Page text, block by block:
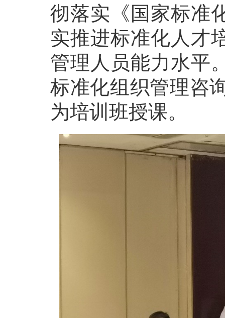
彻落实《国家标准
实推进标准化人才
管理人员能力水平
标准化组织管理咨
为培训班授课。